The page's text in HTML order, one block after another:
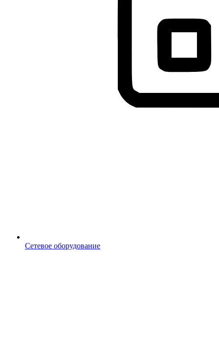
Сетевое оборудование